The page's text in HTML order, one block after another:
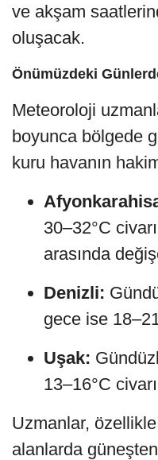
ve akşam
oluşacak.
Önümüzdeki
Meteoroloji
boyunca bölgede
kuru havanın
30–32°C
arasında
Denizli:
gece ise
Uşak:
13–16°C
Uzmanlar,
alanlarda